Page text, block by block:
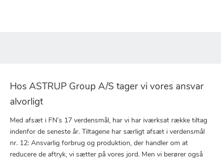
Hos ASTRUP Group A/S tager vi vores ansvar
alvorligt
Med afsæt i FN’s 17 verdensmål, har vi har iværksat række tiltag
indenfor de seneste år. Tiltagene har særligt afsæt i verdensmål
nr. 12: Ansvarlig forbrug og produktion, der handler om at
reducere de aftryk, vi sætter på vores jord. Men vi berører også